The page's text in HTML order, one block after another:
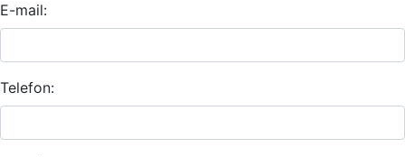
E-mail:
Telefon: